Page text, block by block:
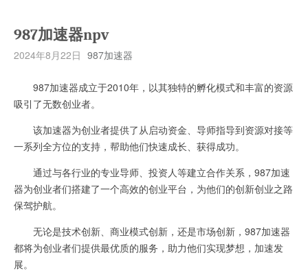
987加速器npv
2024年8月22日 987加速器
987加速器成立于2010年，以其独特的孵化模式和丰富的资源
吸引了无数创业者。
该加速器为创业者提供了从启动资金、导师指导到资源对接等
一系列全方位的支持，帮助他们快速成长、获得成功。
通过与各行业的专业导师、投资人等建立合作关系，987加速
器为创业者们搭建了一个高效的创业平台，为他们的创新创业之路
保驾护航。
无论是技术创新、商业模式创新，还是市场创新，987加速器
都将为创业者们提供最优质的服务，助力他们实现梦想，加速发
展。